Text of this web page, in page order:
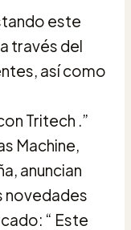
este
través del
así como
Tritech .”
Machine,
anuncian
novedades
“ Este